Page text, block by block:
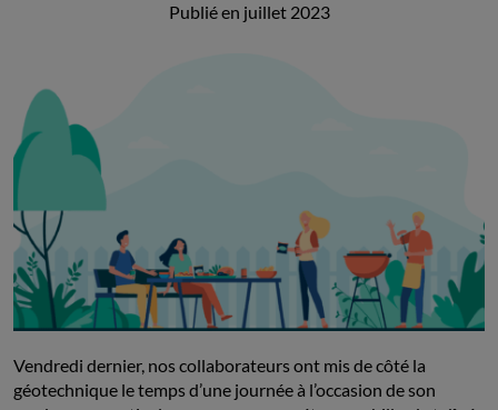
Publié en juillet 2023
Vendredi dernier, nos collaborateurs ont mis de côté la
géotechnique le temps d’une journée à l’occasion de son